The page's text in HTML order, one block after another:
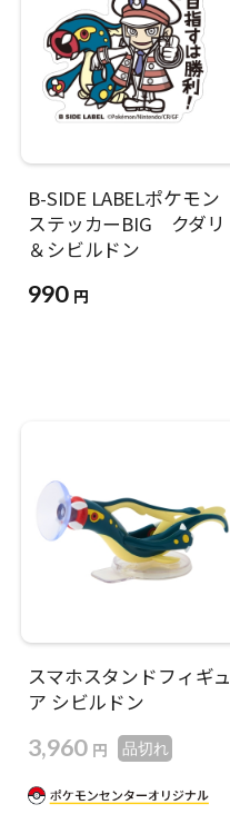
B-SIDE LABELポケモン
ステッカーBIG クダリ
＆シビルドン
990 円
スマホスタンドフィギュ
ア シビルドン
3,960 円 品切れ